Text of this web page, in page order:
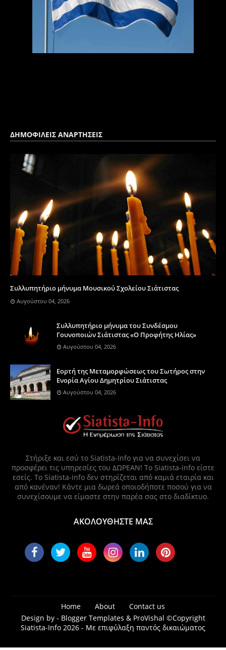
ΔΗΜΟΦΙΛΕΙΣ ΑΝΑΡΤΗΣΕΙΣ
Συλλυπητήριο μήνυμα Μουσικού Σχολείου Σιάτιστας
Αυγούστου 04, 2026
Συλλυπητήριο μήνυμα του Συνδέσμου
Γουνοποιών Σιάτιστας «Ο Προφήτης Ηλίας»
Αυγούστου 04, 2026
Eορτή της Μεταμορφώσεως του Σωτήρος στην
Ενορία Αγίου Δημητρίου Σιάτιστας
Αυγούστου 04, 2026
Στήριξε και εσύ το Siatista-Info για να συνεχίσει να
προσφέρει τις υπηρεσίες του ΔΩΡΕΑΝ! Το Siatista-info είστε
εσείς. Το Siatista-info δεν στηρίζεται από καμιά εταιρία και
από κανέναν! Κάντε μια δωρεά οποιοδήποτε ποσού για να
συνεχίσουμε να είμαστε στην παρέα σας στο διαδίκτυο.
ΑΚΟΛΟΥΘΗΣΤΕ ΜΑΣ
Home About
Contact us
Design by - Blogger Templates & ProVishal ©Copyright
Siatista-Info 2026 - Με επιφύλαξη παντός δικαιώματος